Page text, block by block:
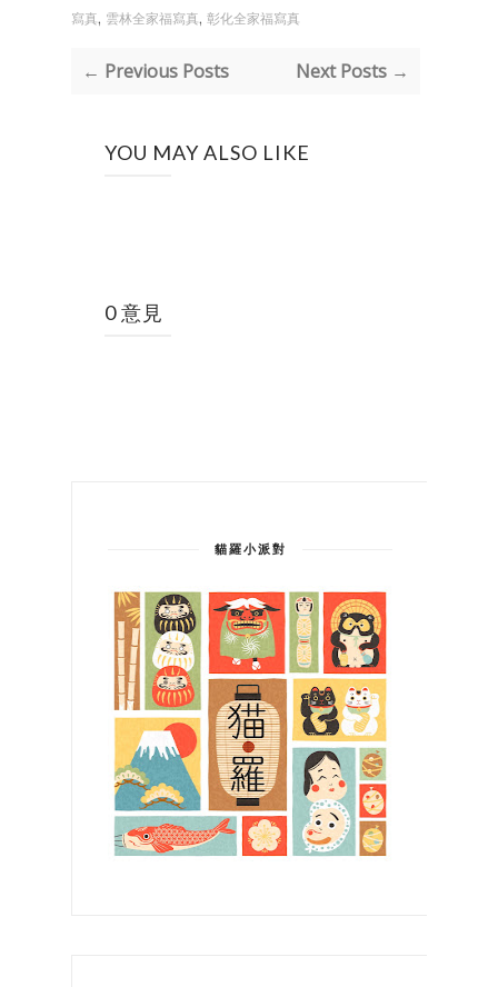
寫真, 雲林全家福寫真, 彰化全家福寫真
← Previous Posts Next Posts →
YOU MAY ALSO LIKE
0 意見
貓羅小派對